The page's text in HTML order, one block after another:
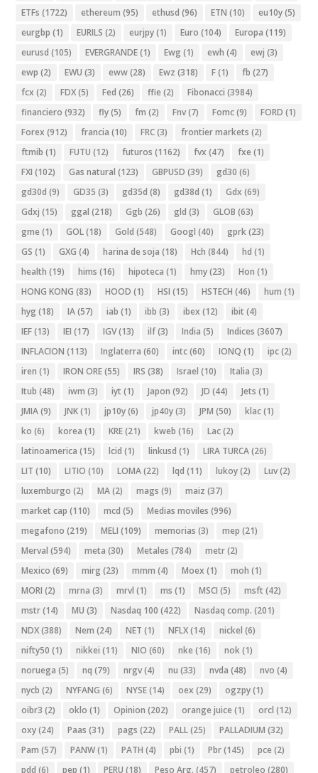
ETFs (1722) ethereum (95) ethusd (96) ETN (10) eu10y(5)
eurgbp (1) EURILS (2) eurjpy(1) Euro (104) Europa (119)
eurusd (105) EVERGRANDE(1) Ewg (1) ewh (4) ewj (3)
ewp (2) EWU (3) eww(28) Ewz (318) F(1) fb (27)
fcx (2) FDX(5) Fed (26) ffie (2) Fibonacci (3984)
financiero (932) fly(5) fm (2) Fnv(7) Fomc(9) FORD (1)
Forex (912) francia (10) FRC(3) frontier markets (2)
ftmib (1) FUTU (12) futuros (1162) fvx (47) fxe (1)
FXI (102) Gas natural (123) GBPUSD (39) gd30 (6)
gd30d (9) GD35 (3) gd35d (8) gd38d (1) Gdx (69)
Gdxj (15) ggal (218) Ggb (26) gld (3) GLOB (63)
gme (1) GOL(18) Gold (548) Googl (40) gprk(23)
GS (1) GXG (4) harina de soja (18) Hch (844) hd (1)
health (19) hims (16) hipoteca (1) hmy(23) Hon (1)
HONG KONG (83) HOOD (1) HSI (15) HSTECH (46) hum (1)
hyg (18) IA(57) iab (1) ibb (3) ibex (12) ibit (4)
IEF(13) IEI (17) IGV(13) ilf(3) India (5) Indices (3607)
INFLACION (113) Inglaterra (60) intc(60) IONQ (1) ipc(2)
iren (1) IRON ORE(55) IRS (38) Israel (10) Italia (3)
Itub (48) iwm (3) iyt (1) Japon (92) JD (44) Jets (1)
JMIA(9) JNK(1) jp10y(6) jp40y(3) JPM (50) klac(1)
ko (6) korea (1) KRE(21) kweb (16) Lac(2)
latinoamerica (15) lcid (1) linkusd (1) LIRA TURCA(26)
LIT (10) LITIO (10) LOMA(22) lqd (11) lukoy(2) Luv(2)
luxemburgo (2) MA(2) mags (9) maiz (37)
market cap (110) mcd (5) Medias moviles (996)
megafono (219) MELI (109) memorias (3) mep (21)
Merval (594) meta (30) Metales (784) metr(2)
Mexico (69) mirg (23) mmm (4) Moex (1) moh (1)
MORI (2) mrna (3) mrvl (1) ms (1) MSCI (5) msft (42)
mstr(14) MU (3) Nasdaq 100 (422) Nasdaq comp. (201)
NDX(388) Nem (24) NET (1) NFLX(14) nickel (6)
nifty50 (1) nikkei (11) NIO (60) nke (16) nok(1)
noruega (5) nq (79) nrgv(4) nu (33) nvda (48) nvo (4)
nycb (2) NYFANG (6) NYSE(14) oex (29) ogzpy(1)
oibr3 (2) oklo (1) Opinion (202) orange juice (1) orcl (12)
oxy(24) Paas (31) pags (22) PALL(25) PALLADIUM (32)
Pam (57) PANW(1) PATH (4) pbi (1) Pbr(145) pce (2)
pdd (6) pep (1) PERU (18) Peso Arg. (457) petroleo (280)